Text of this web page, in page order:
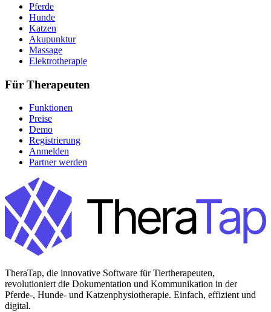
Pferde
Hunde
Katzen
Akupunktur
Massage
Elektrotherapie
Für Therapeuten
Funktionen
Preise
Demo
Registrierung
Anmelden
Partner werden
TheraTap, die innovative Software für Tiertherapeuten,
revolutioniert die Dokumentation und Kommunikation in der
Pferde-, Hunde- und Katzenphysiotherapie. Einfach, effizient und
digital.